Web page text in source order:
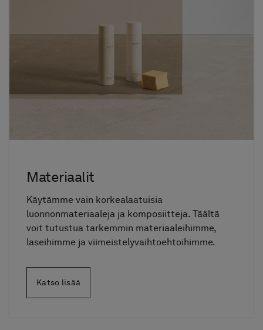
Materiaalit
Käytämme vain korkealaatuisia
luonnonmateriaaleja ja komposiitteja. Täältä
voit tutustua tarkemmin materiaaleihimme,
laseihimme ja viimeistelyvaihtoehtoihimme.
Katso lisää